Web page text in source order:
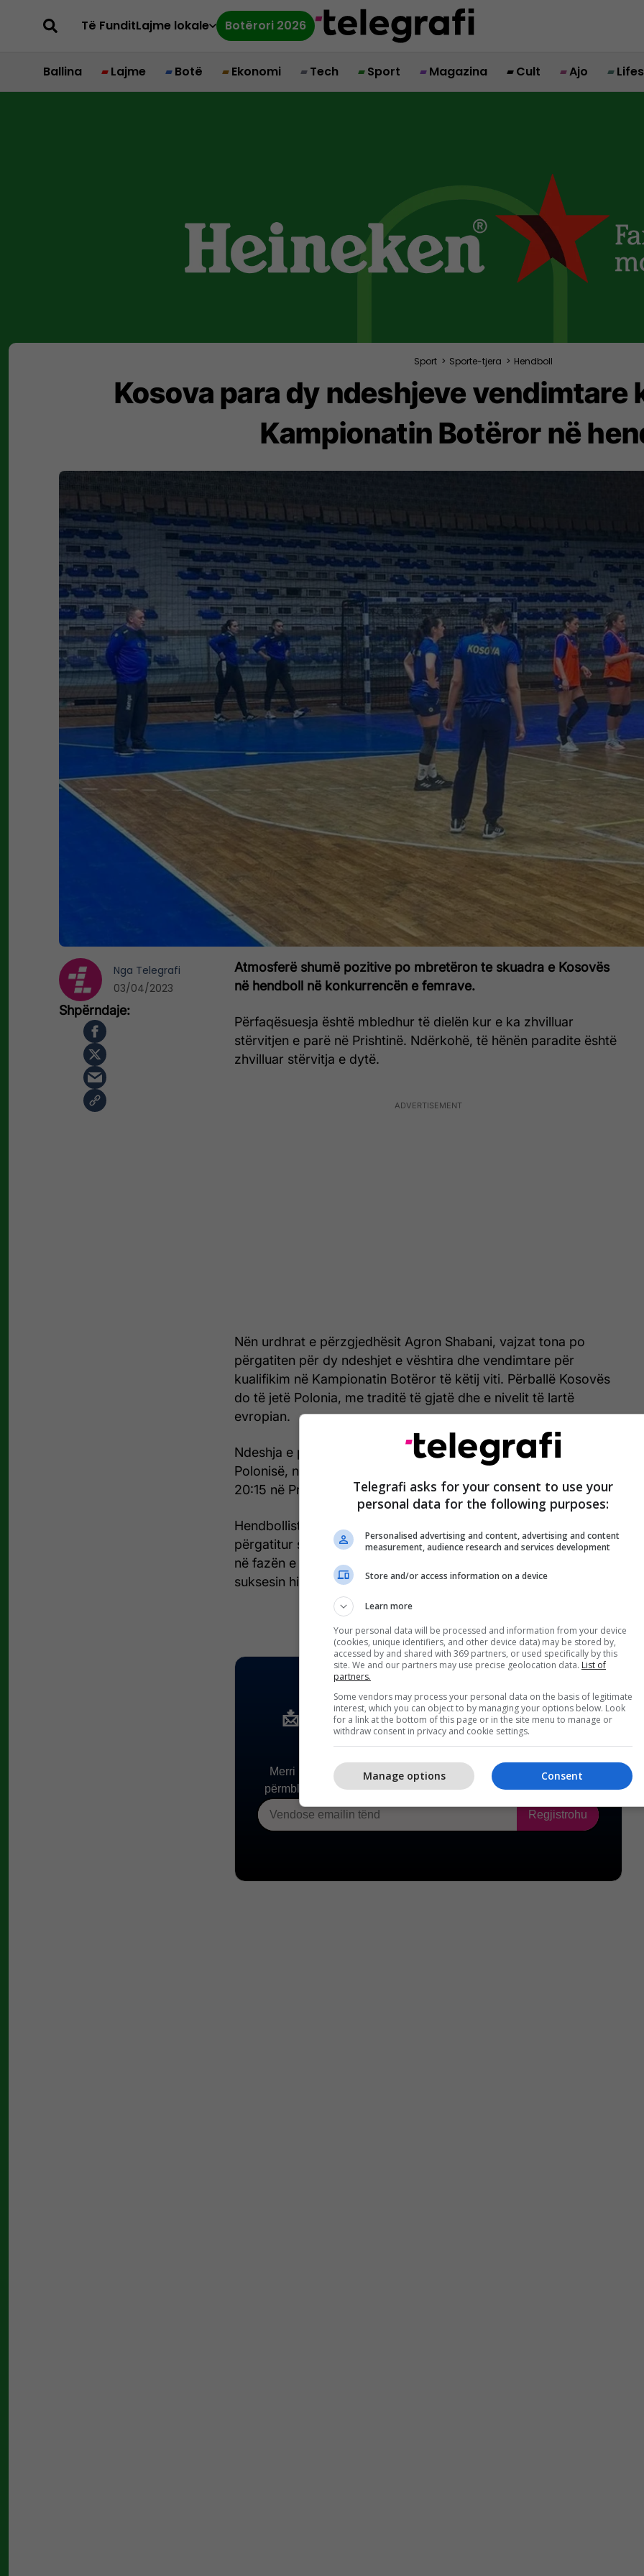
Të FunditLajme lokale Botërori 2026
Ballina Lajme Botë Ekonomi Tech Sport Magazina Cult Ajo
Sport > Sporte-tjera > Hendboll
Kosova para dy ndeshjeve vendimtare
Kampionatin Botëror në
Atmosferë shumë pozitive po mbretëron te skuadra e Kosovës
në hendboll në konkurrencën e femrave.
Përfaqësuesja është mbledhur të dielën kur e ka zhvilluar
stërvitjen e parë në Prishtinë. Ndërkohë, të hënën paradite është
zhvilluar stërvitja e dytë.
Nën urdhrat e përzgjedhësit Agron Shabani, vajzat tona po
përgatiten për dy ndeshjet e vështira dhe vendimtare për
kualifikim në Kampionatin Botëror të këtij viti. Përballë Kosovës
do të jetë Polonia, me traditë të gjatë dhe e nivelit të lartë
evropian.
Ndeshja e parë luhet të enjten prej orës 17:45 në Bielsko-Biala të
Polonisë, ndërsa ndeshja e kthimit është më 12 prill nga ora
20:15 në Prishtinë.
Hendbollistet tona po punojnë me përkushtim maksimal për t’u
përgatitur sa më mirë për ndeshjet me polaket. Të kujtojmë që
në fazën e parë kualifikuese, Kosova e eliminoi Ishujvt Faroe, për
suksesin historik.
Nga Telegrafi
03/04/2023
Telegrafi asks for your consent to use your
personal data for the following purposes:
Personalised advertising and content, advertising and content
measurement, audience research and services development
Store and/or access information on a device
Learn more
Your personal data will be processed and information from your device
(cookies, unique identifiers, and other device data) may be stored by,
accessed by and shared with 369 partners, or used specifically by this
site. We and our partners may use precise geolocation data. List of
partners.
Some vendors may process your personal data on the basis of legitimate
interest, which you can object to by managing your options below. Look
for a link at the bottom of this page or in the site menu to manage or
withdraw consent in privacy and cookie settings.
Consent
Manage options